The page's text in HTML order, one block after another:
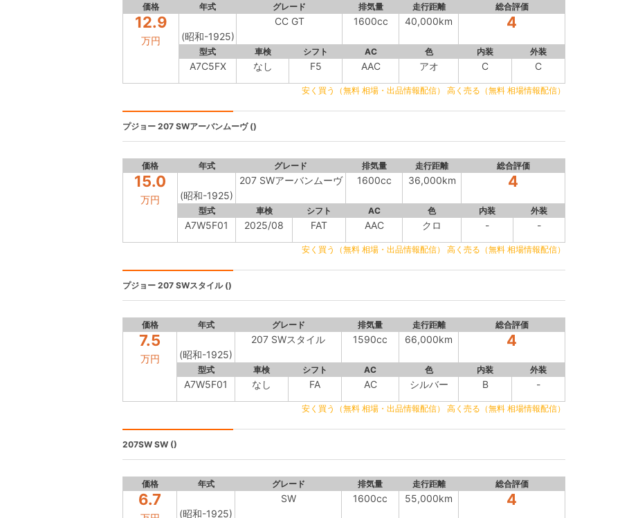
価格 年式 グレード 排気量 走行距離 総合評価
12.9
万円 (昭和-1925)
CC GT 1600cc 40,000km 4
型式 車検 シフト AC 色 内装 外装
A7C5FX なし F5 AAC アオ C C
安く買う（無料 相場・出品情報配信） 高く売る（無料 相場情報配信）
プジョー 207 SWアーバンムーヴ ()
価格 年式 グレード 排気量 走行距離 総合評価
15.0
万円 (昭和-1925)
207 SWアーバンムーヴ 1600cc 36,000km 4
型式 車検 シフト AC 色 内装 外装
A7W5F01 2025/08 FAT AAC クロ - -
安く買う（無料 相場・出品情報配信） 高く売る（無料 相場情報配信）
プジョー 207 SWスタイル ()
価格 年式 グレード 排気量 走行距離 総合評価
7.5
万円 (昭和-1925)
207 SWスタイル 1590cc 66,000km 4
型式 車検 シフト AC 色 内装 外装
A7W5F01 なし FA AC シルバー B -
安く買う（無料 相場・出品情報配信） 高く売る（無料 相場情報配信）
207SW SW ()
価格 年式 グレード 排気量 走行距離 総合評価
6.7
(昭和-1925)
SW 1600cc 55,000km 4